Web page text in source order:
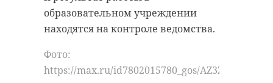
образовательном учреждении
находятся на контроле ведомства.
Фото:
https://max.ru/id7802015780_gos/AZ3ZWlWhXA4